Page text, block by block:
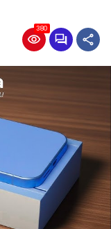
380